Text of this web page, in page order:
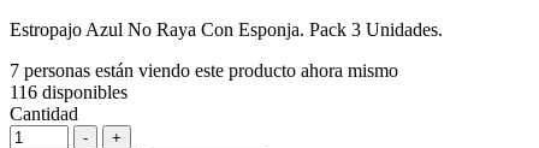
Estropajo Azul No Raya Con Esponja. Pack 3 Unidades.
7 personas están viendo este producto ahora mismo
116 disponibles
Cantidad
-
+